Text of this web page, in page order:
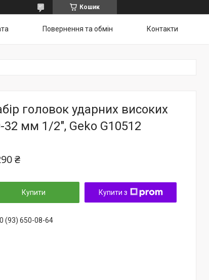
Кошик
Повернення та обмін Контакти
головок ударних високих
32 мм 1/2", Geko G10512
₴
Купити Купити з
(93) 650-08-64